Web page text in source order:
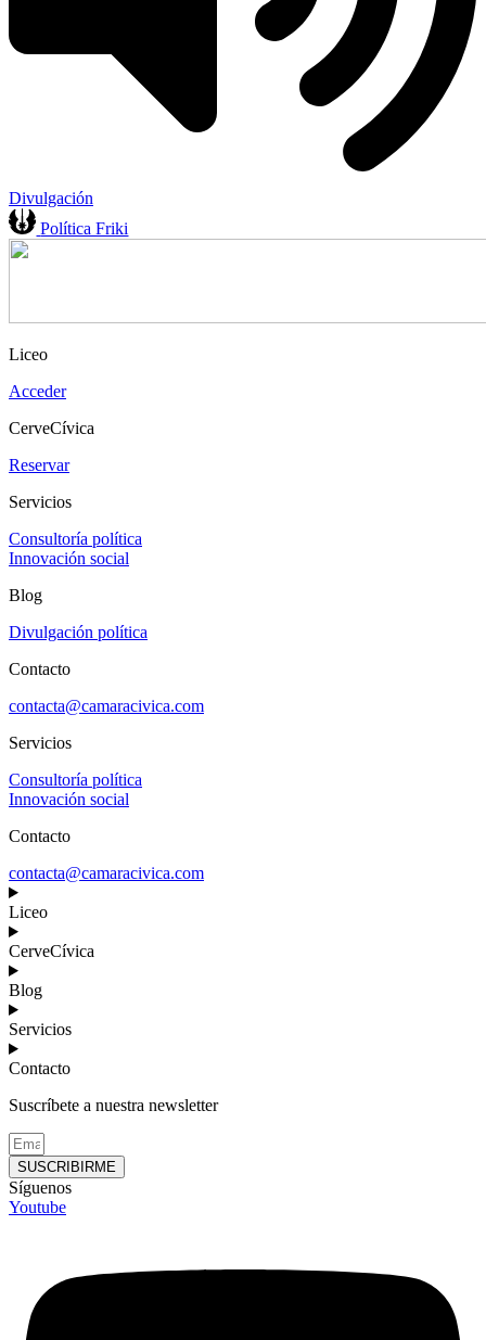
Divulgación
Política Friki
Liceo
Acceder
CerveCívica
Reservar
Servicios
Consultoría política
Innovación social
Blog
Divulgación política
Contacto
contacta@camaracivica.com
Servicios
Consultoría política
Innovación social
Contacto
contacta@camaracivica.com
Liceo
CerveCívica
Blog
Servicios
Contacto
Suscríbete a nuestra newsletter
SUSCRIBIRME
Síguenos
Youtube